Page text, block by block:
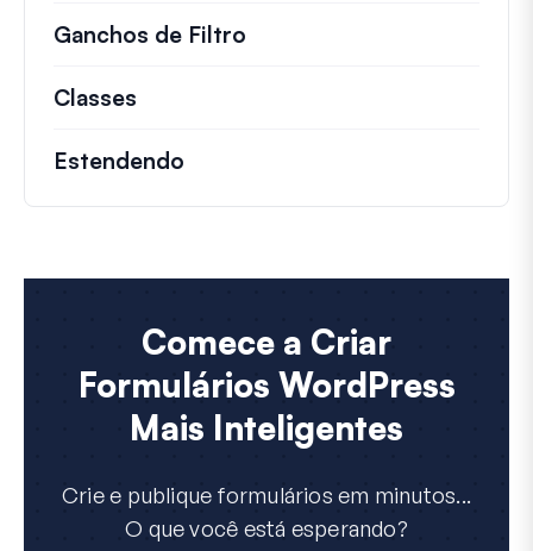
Ganchos de Filtro
Classes
Estendendo
Comece a Criar
Formulários WordPress
Mais Inteligentes
Crie e publique formulários em minutos...
O que você está esperando?